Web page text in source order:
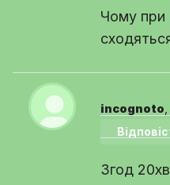
Чому при
incognoto
3год